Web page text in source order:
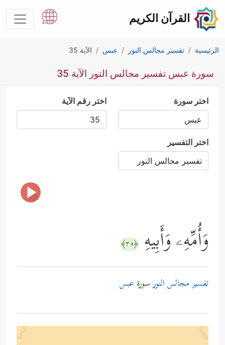
القرآن الكريم
الرئيسية تفسير مجالس النور عبس الآية 35
سورة عبس تفسير مجالس النور الآية 35
اختر سورة اختر رقم الآية
اختر التفسير
وَأُمِّهِۦ وَأَبِیهِ ﴿٣٥﴾
تفسير مجالس النورسورة عبس